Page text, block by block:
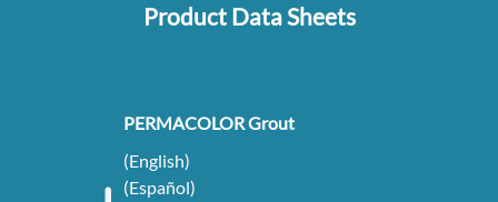
Product Data Sheets
PERMACOLOR Grout
(English)
(Español)